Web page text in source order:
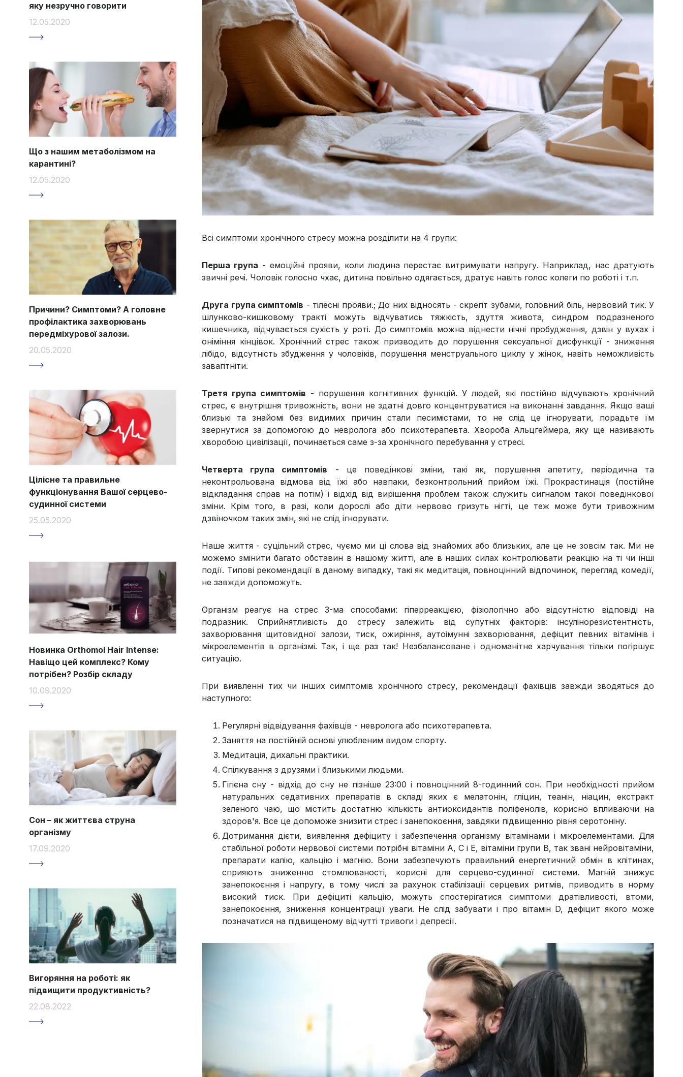
яку незручно говорити
12.05.2020
Що з нашим метаболізмом на
карантині?
12.05.2020
Причини? Симптоми? А головне
профілактика захворювань
передміхурової залози.
20.05.2020
Цілісне та правильне
функціонування Вашої серцево-
судинної системи
25.05.2020
Новинка Orthomol Hair Intense:
Навіщо цей комплекс? Кому
потрібен? Розбір складу
10.09.2020
Сон – як життєва струна
організму
17.09.2020
Вигоряння на роботі: як
підвищити продуктивність?
22.08.2022
Всі симптоми хронічного стресу можна розділити на 4 групи:
Перша група - емоційні прояви, коли людина перестає витримувати напругу. Наприклад, нас дратують
звичні речі. Чоловік голосно чхає, дитина повільно одягається, дратує навіть голос колеги по роботі і т.п.
Друга група симптомів - тілесні прояви.; До них відносять - скрегіт зубами, головний біль, нервовий тик. У
шлунково-кишковому тракті можуть відчуватись тяжкість, здуття живота, синдром подразненого
кишечника, відчувається сухість у роті. До симптомів можна віднести нічні пробудження, дзвін у вухах і
оніміння кінцівок. Хронічний стрес також призводить до порушення сексуальної дисфункції - зниження
лібідо, відсутність збудження у чоловіків, порушення менструального циклу у жінок, навіть неможливість
завагітніти.
Третя група симптомів - порушення когнітивних функцій. У людей, які постійно відчувають хронічний
стрес, є внутрішня тривожність, вони не здатні довго концентруватися на виконанні завдання. Якщо ваші
близькі та знайомі без видимих причин стали песимістами, то не слід це ігнорувати, порадьте їм
звернутися за допомогою до невролога або психотерапевта. Хвороба Альцгеймера, яку ще називають
хворобою цивілізації, починається саме з-за хронічного перебування у стресі.
Четверта група симптомів - це поведінкові зміни, такі як, порушення апетиту, періодична та
неконтрольована відмова від їжі або навпаки, безконтрольний прийом їжі. Прокрастинація (постійне
відкладання справ на потім) і відхід від вирішення проблем також служить сигналом такої поведінкової
зміни. Крім того, в разі, коли дорослі або діти нервово гризуть нігті, це теж може бути тривожним
дзвіночком таких змін, які не слід ігнорувати.
Наше життя - суцільний стрес, чуємо ми ці слова від знайомих або близьких, але це не зовсім так. Ми не
можемо змінити багато обставин в нашому житті, але в наших силах контролювати реакцію на ті чи інші
події. Типові рекомендації в даному випадку, такі як медитація, повноцінний відпочинок, перегляд комедії,
не завжди допоможуть.
Організм реагує на стрес 3-ма способами: гіперреакцією, фізіологічно або відсутністю відповіді на
подразник. Сприйнятливість до стресу залежить від супутніх факторів: інсулінорезистентність,
захворювання щитовидної залози, тиск, ожиріння, аутоімунні захворювання, дефіцит певних вітамінів і
мікроелементів в організмі. Так, і ще раз так! Незбалансоване і одноманітне харчування тільки погіршує
ситуацію.
При виявленні тих чи інших симптомів хронічного стресу, рекомендації фахівців завжди зводяться до
наступного:
Регулярні відвідування фахівців - невролога або психотерапевта.
Заняття на постійній основі улюбленим видом спорту.
Медитація, дихальні практики.
Спілкування з друзями і близькими людьми.
Гігієна сну - відхід до сну не пізніше 23:00 і повноцінний 8-годинний сон. При необхідності прийом
натуральних седативних препаратів в складі яких є мелатонін, гліцин, теанін, ніацин, екстракт
зеленого чаю, що містить достатню кількість антиоксидантів поліфенолів, корисно впливаючи на
здоров'я. Все це допоможе знизити стрес і занепокоєння, завдяки підвищенню рівня серотоніну.
Дотримання дієти, виявлення дефіциту і забезпечення організму вітамінами і мікроелементами. Для
стабільної роботи нервової системи потрібні вітаміни А, С і Е, вітаміни групи В, так звані нейровітаміни,
препарати калію, кальцію і магнію. Вони забезпечують правильний енергетичний обмін в клітинах,
сприяють зниженню стомлюваності, корисні для серцево-судинної системи. Магній знижує
занепокоєння і напругу, в тому числі за рахунок стабілізації серцевих ритмів, приводить в норму
високий тиск. При дефіциті кальцію, можуть спостерігатися симптоми дратівливості, втоми,
занепокоєння, зниження концентрації уваги. Не слід забувати і про вітамін D, дефіцит якого може
позначатися на підвищеному відчутті тривоги і депресії.